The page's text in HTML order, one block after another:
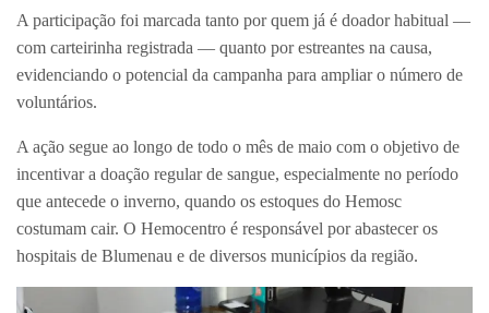
A participação foi marcada tanto por quem já é doador habitual —
com carteirinha registrada — quanto por estreantes na causa,
evidenciando o potencial da campanha para ampliar o número de
voluntários.
A ação segue ao longo de todo o mês de maio com o objetivo de
incentivar a doação regular de sangue, especialmente no período
que antecede o inverno, quando os estoques do Hemosc
costumam cair. O Hemocentro é responsável por abastecer os
hospitais de Blumenau e de diversos municípios da região.